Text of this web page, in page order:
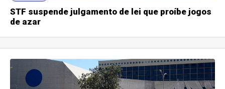
STF suspende julgamento de lei que proíbe jogos
de azar